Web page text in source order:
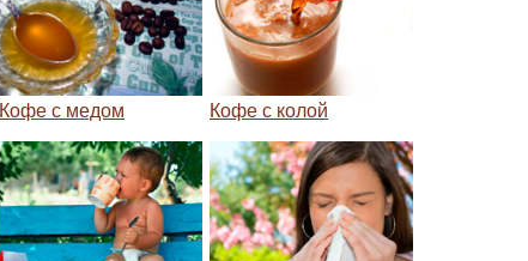
Кофе с медом Кофе с колой